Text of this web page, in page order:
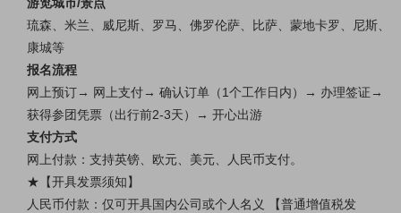
游览城市/景点
琉森、米兰、威尼斯、罗马、佛罗伦萨、比萨、蒙地卡罗、尼斯、
康城等
报名流程
网上预订→ 网上支付→ 确认订单（1个工作日内）→ 办理签证→
获得参团凭票（出行前2-3天）
→ 开心出游
支付方式
网上付款：支持英镑、欧元、美元、人民币支付。
★【开具发票须知】
人民币付款：仅可开具国内公司或个人名义 【普通增值税发